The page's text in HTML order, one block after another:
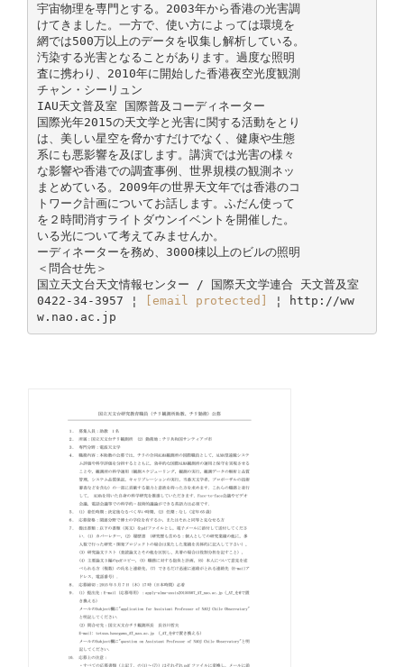
宇宙物理を専門とする。2003年から香港の光害調
けてきました。一方で、使い方によっては環境を
網では500万以上のデータを収集し解析している。
汚染する光害となることがあります。過度な照明
査に携わり、2010年に開始した香港夜空光度観測
チャン・シーリュン
IAU天文普及室 国際普及コーディネーター
国際光年2015の天文学と光害に関する活動をとり
は、美しい星空を脅かすだけでなく、健康や生態
系にも悪影響を及ぼします。講演では光害の様々
な影響や香港での調査事例、世界規模の観測ネッ
まとめている。2009年の世界天文年では香港のコ
トワーク計画についてお話します。ふだん使って
を２時間消すライトダウンイベントを開催した。
いる光について考えてみませんか。
ーディネーターを務め、3000棟以上のビルの照明
＜問合せ先＞
国立天文台天文情報センター / 国際天文学連合 天文普及室
0422-34-3957 ¦
[email protected]
¦ http://ww
w.nao.ac.jp